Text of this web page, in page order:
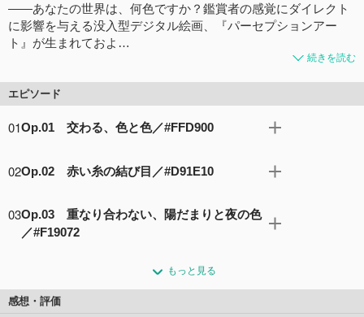
――あなたの世界は、何⾊ですか？鑑賞者の感覚にダイレクト
に影響を与える没⼊型デジタル絵画、『パーセプションアー
ト』が⽣まれておよ…
続きを読む
エピソード
01Op.01 交わる、色と色／#FFD900
は、疎遠になってしまった幼馴染の多岐瀬響と再会する。
ルにあしらわれ……。 一方、ジェネラルズは、ステアケー
サーコンクールに向けた『ペア決め』を行っている。優秀
02Op.02 赤い糸の結び目／#D91E10
補が続出？ やむなくジェネラルズは、候補生自らにペア
の組み直しをさせるべく『パートナー再選考会』を実施す
名のグレーダー。浮き彫りになる確執、繰り広げられる伝
統のアーティストｖｓグレーダー戦争？！ 果たして運命
のパートナーは見つかるのか。
03Op.03 重なり合わない、陽だまりと夜の色
／#F19072
ルに向けてパーセプションアートを制作中。響と一緒に作
品作りが出来るのを楽しみにしていた和哉だが、響からの
もっと見る
感想・評価